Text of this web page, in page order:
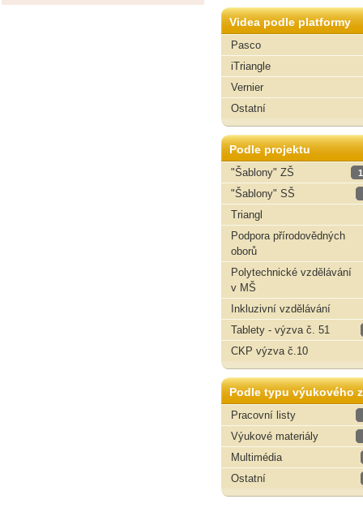
Videa podle platformy
Pasco
iTriangle
Vernier
Ostatní
Podle projektu
"Šablony" ZŠ
"Šablony" SŠ
Triangl
Podpora přírodovědných
oborů
Polytechnické vzdělávání
v MŠ
Inkluzivní vzdělávání
Tablety - výzva č. 51
CKP výzva č.10
Podle typu výukového
Pracovní listy
Výukové materiály
Multimédia
Ostatní